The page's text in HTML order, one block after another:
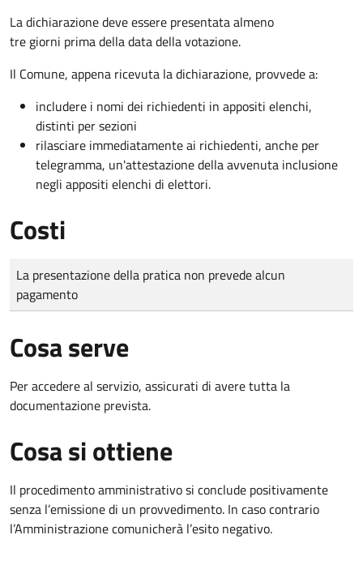
La dichiarazione deve essere presentata almeno
tre giorni prima della data della votazione.
Il Comune, appena ricevuta la dichiarazione, provvede a:
includere i nomi dei richiedenti in appositi elenchi,
distinti per sezioni
rilasciare immediatamente ai richiedenti, anche per
telegramma, un'attestazione della avvenuta inclusione
negli appositi elenchi di elettori.
Costi
Tipo di pagamento
Importo
La presentazione della pratica non prevede alcun
pagamento
Cosa serve
Per accedere al servizio, assicurati di avere tutta la
documentazione prevista.
Cosa si ottiene
Il procedimento amministrativo si conclude positivamente
senza l’emissione di un provvedimento. In caso contrario
l’Amministrazione comunicherà l’esito negativo.